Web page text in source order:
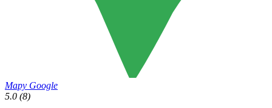
Mapy Google
5.0 (8)